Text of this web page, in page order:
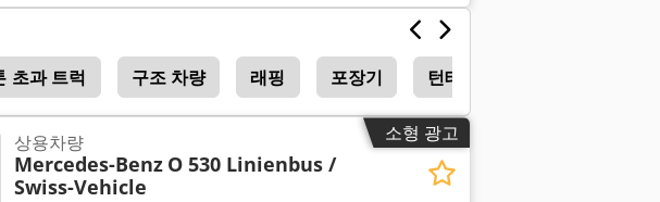
초과 트럭 구조 차량 래핑 포장기 턴테이블
소형 광고
상용차량
Mercedes-Benz O 530 Linienbus /
Swiss-Vehicle